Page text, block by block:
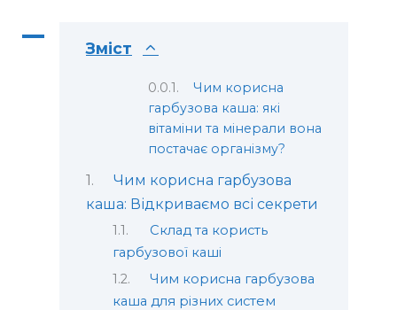
A Зміст
Чим корисна
гарбузова каша: які
вітаміни та мінерали вона
постачає організму?
Чим корисна гарбузова
каша: Відкриваємо всі секрети
Склад та користь
гарбузової каші
Чим корисна гарбузова
каша для різних систем